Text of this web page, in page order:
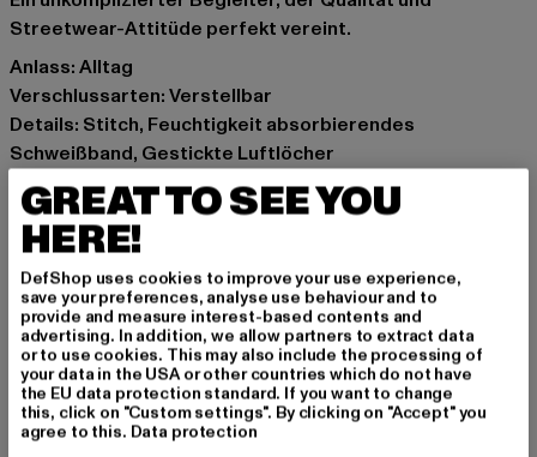
Streetwear-Attitüde perfekt vereint.
Anlass: Alltag
Verschlussarten: Verstellbar
Details: Stitch, Feuchtigkeit absorbierendes
Schweißband, Gestickte Luftlöcher
Marke: Pica Pica
Kat.: Snapback
Farbe: violet
Hersteller Farbe: lavender cotton
Materialzusammensetzung: 100% Baumwolle
Art.Nr: PCP3101-20976
Hersteller: The Mad Agency GmbH |
info@themad.agency
Hollefeldstraße 16 | 48282 Emsdetten | DE
GREAT TO SEE YOU
HERE!
DefShop uses cookies to improve your use experience,
save your preferences, analyse use behaviour and to
provide and measure interest-based contents and
advertising. In addition, we allow partners to extract data
or to use cookies. This may also include the processing of
your data in the USA or other countries which do not have
the EU data protection standard. If you want to change
this, click on "Custom settings". By clicking on "Accept" you
agree to this. Data protection